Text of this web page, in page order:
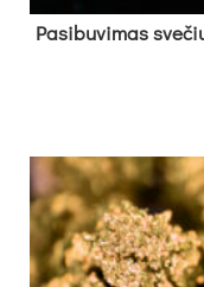
Pa­si­bu­vi­mas